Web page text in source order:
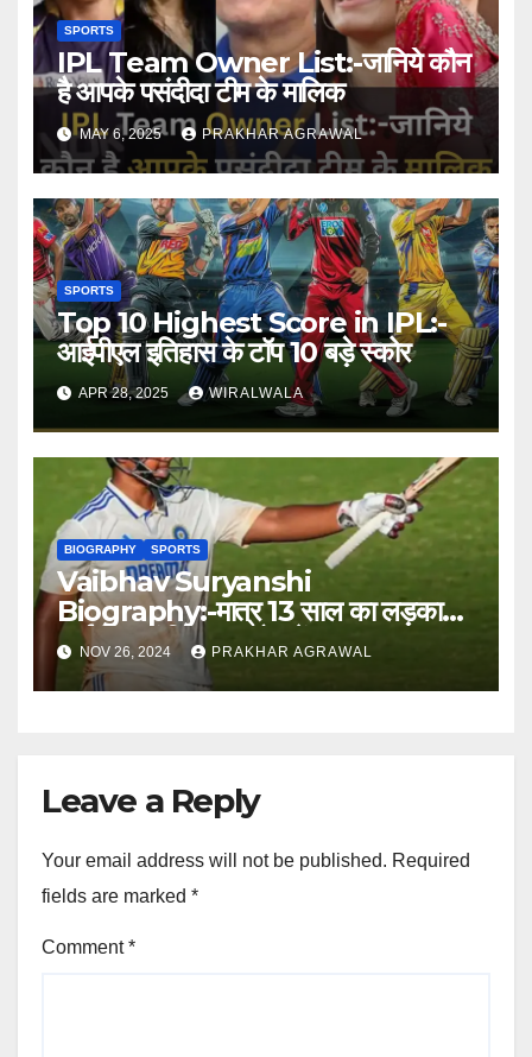
SPORTS
IPL Team Owner List:-जानिये कौन
है आपके पसंदीदा टीम के मालिक
MAY 6, 2025 PRAKHAR AGRAWAL
SPORTS
Top 10 Highest Score in IPL:-
आईपीएल इतिहास के टॉप 10 बड़े स्कोर
APR 28, 2025 WIRALWALA
BIOGRAPHY SPORTS
Vaibhav Suryanshi
Biography:-मात्र 13 साल का लड़का
आईपीएल में बिका 1 करोड़ में
NOV 26, 2024 PRAKHAR AGRAWAL
Leave a Reply
Your email address will not be published. Required
fields are marked *
Comment*